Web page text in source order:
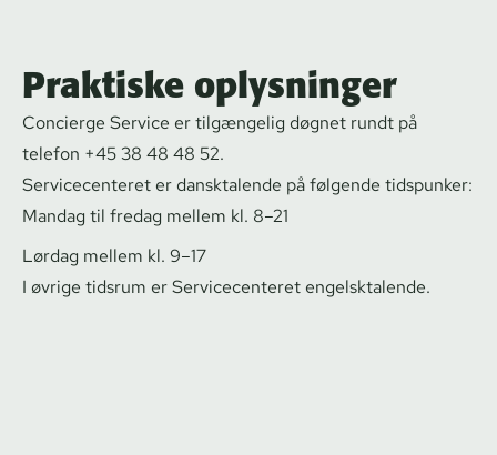
Praktiske oplysninger
Concierge Service er tilgængelig døgnet rundt på
telefon +45 38 48 48 52.
Ser­vi­ce­cen­te­ret er dansktalende på følgende tidspunker:
Mandag til fredag mellem kl. 8–21
Lørdag mellem kl. 9–17
I øvrige tidsrum er Ser­vi­ce­cen­te­ret engelsktalende.